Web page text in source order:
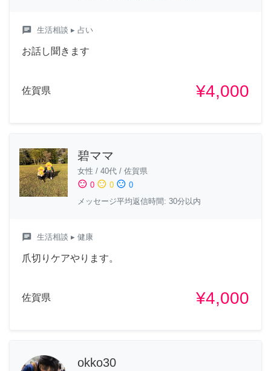
chat 生活相談 ▸ 占い
お話し聞きます
佐賀県 ¥4,000
碧ママ
女性 / 40代 / 佐賀県
sentiment_satisfied 0 sentiment_neutral 0 sentiment_dissatisfied 0
メッセージ平均返信時間: 30分以内
chat 生活相談 ▸ 健康
爪切りケアやります。
佐賀県 ¥4,000
okko30